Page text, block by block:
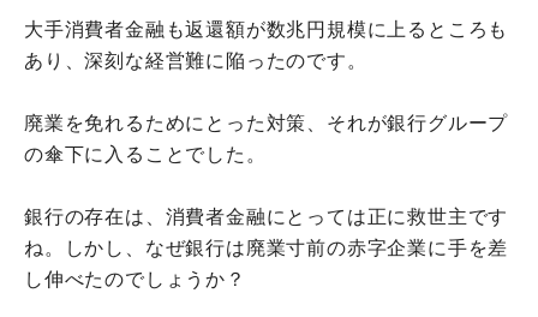
大手消費者金融も返還額が数兆円規模に上るところも
あり、深刻な経営難に陥ったのです。
廃業を免れるためにとった対策、それが銀行グループ
の傘下に入ることでした。
銀行の存在は、消費者金融にとっては正に救世主です
ね。しかし、なぜ銀行は廃業寸前の赤字企業に手を差
し伸べたのでしょうか？